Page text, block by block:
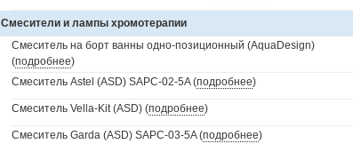
Смесители и лампы хромотерапии
Смеситель на борт ванны одно-позиционный (AquaDesign)
(подробнее)
Смеситель Astel (ASD) SAPC-02-5A (подробнее)
Смеситель Vella-Kit (ASD) (подробнее)
Смеситель Garda (ASD) SAPC-03-5A (подробнее)